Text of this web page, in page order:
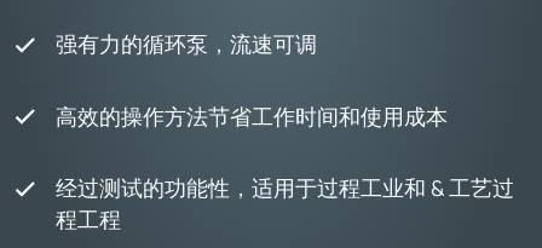
强有力的循环泵，流速可调
高效的操作方法节省工作时间和使用成本
经过测试的功能性，适用于过程工业和 & 工艺过
程工程